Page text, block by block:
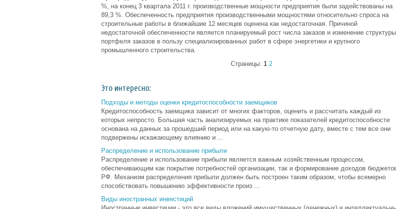
%, на конец 3 квартала 2011 г. производственные мощности предприятия были задействованы на
89,3 %. Обеспеченность предприятия производственными мощностями относительно спроса на
строительные работы в ближайшие 12 месяцев оценена как недостаточная. Причиной
недостаточной обеспеченности является планируемый рост числа заказов и изменение структуры
портфеля заказов в пользу специализированных работ в сфере энергетики и крупного
промышленного строительства.
Страницы: 1 2
Это интересно:
Подходы и методы оценки кредитоспособности заемщиков
Кредитоспособность заемщика зависит от многих факторов, оценить и рассчитать каждый из
которых непросто. Большая часть анализируемых на практике показателей кредитоспособности
основана на данных за прошедший период или на какую-то отчетную дату, вместе с тем все они
подвержены искажающему влиянию и ...
Распределение и использование прибыли
Распределение и использование прибыли является важным хозяйственным процессом,
обеспечивающим как покрытие потребностей организации, так и формирование доходов
РФ. Механизм распределения прибыли должен быть построен таким образом, чтобы всемерно
способствовать повышению эффективности произ ...
Виды иностранных инвестиций